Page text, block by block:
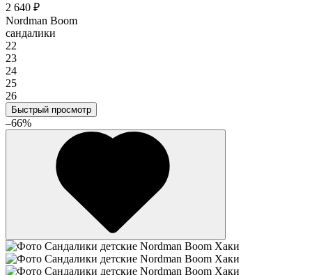
2 640 ₽
Nordman Boom
сандалики
22
23
24
25
26
Быстрый просмотр
–66%